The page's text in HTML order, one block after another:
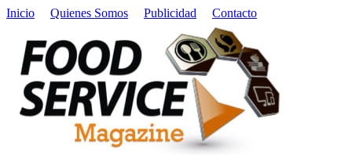
Inicio Quienes Somos Publicidad Contacto